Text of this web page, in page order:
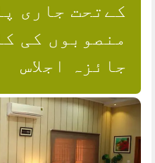
کےتحت جاری
منصوبوں کی
جائزہ اجلاس